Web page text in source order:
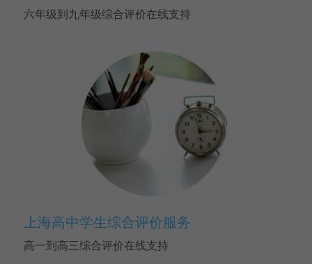
六年级到九年级综合评价在线支持
上海高中学生综合评价服务
高一到高三综合评价在线支持